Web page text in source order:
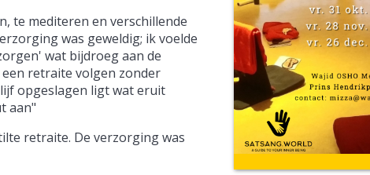
te mediteren en verschillende
was geweldig; ik voelde
wat bijdroeg aan de
retraite volgen zonder
opgeslagen ligt wat eruit
aan"
retraite. De verzorging was